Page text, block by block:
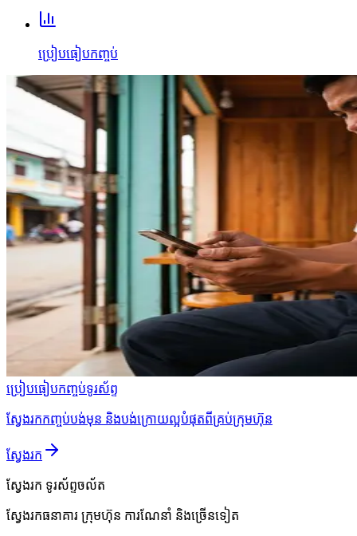
ប្រៀបធៀបកញ្ចប់
ប្រៀបធៀបកញ្ចប់ទូរស័ព្ទ
ស្វែងរកកញ្ចប់បង់មុន និងបង់ក្រោយល្អបំផុតពីគ្រប់ក្រុមហ៊ុន
ស្វែងរក
ស្វែងរក ទូរស័ព្ទចល័ត
ស្វែងរកធនាគារ ក្រុមហ៊ុន ការណែនាំ និងច្រើនទៀត